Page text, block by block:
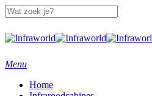
Skip
to
main
content
Close
search
Menu
Home